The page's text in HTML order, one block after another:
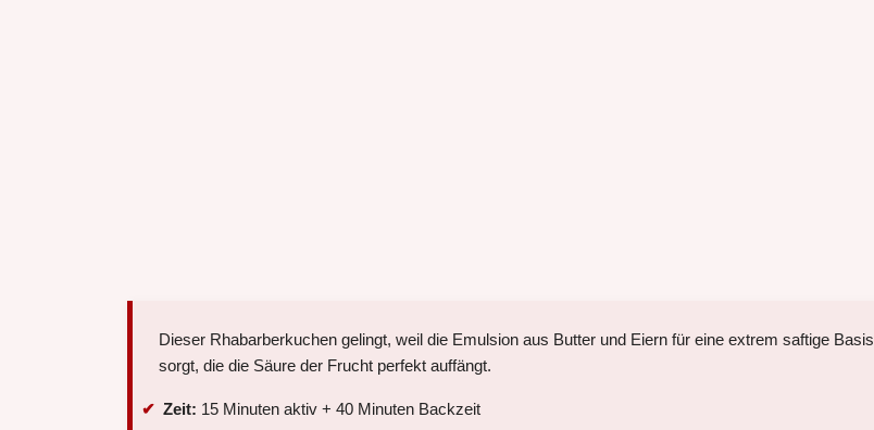
Dieser Rhabarberkuchen gelingt, weil die Emulsion aus Butter und Eiern für eine extrem saftige Basis
sorgt, die die Säure der Frucht perfekt auffängt.
Zeit: 15 Minuten aktiv + 40 Minuten Backzeit